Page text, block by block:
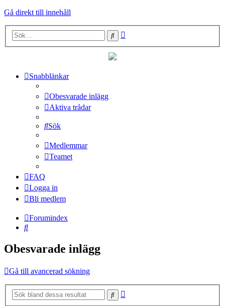
Gå direkt till innehåll
Sök
Snabblänkar
Obesvarade inlägg
Aktiva trådar
Sök
Medlemmar
Teamet
FAQ
Logga in
Bli medlem
Forumindex
Sök
Obesvarade inlägg
Gå till avancerad sökning
Sök